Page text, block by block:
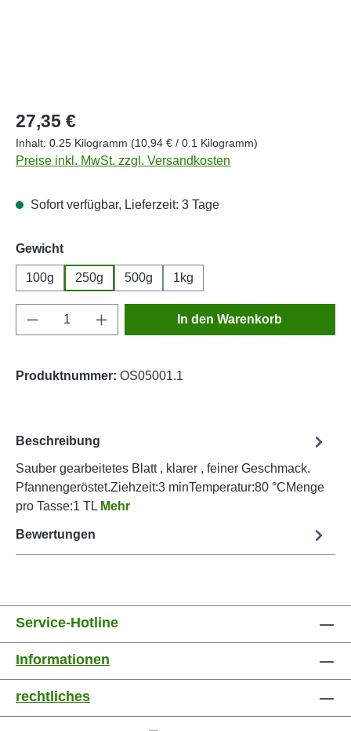
Regulärer Preis:
27,35 €
Inhalt: 0.25 Kilogramm (10,94 € / 0.1 Kilogramm)
Preise inkl. MwSt. zzgl. Versandkosten
Sofort verfügbar, Lieferzeit: 3 Tage
Gewichtauswählen
100g 250g 500g 1kg
Produkt Anzahl: Gib den gewünschten
In den Warenkorb
Produktnummer: OS05001.1
Beschreibung
Sauber gearbeitetes Blatt , klarer , feiner Geschmack.
Pfannengeröstet.Ziehzeit:3 minTemperatur:80 °CMenge
pro Tasse:1 TL Mehr
Bewertungen
Service-Hotline
Informationen
rechtliches